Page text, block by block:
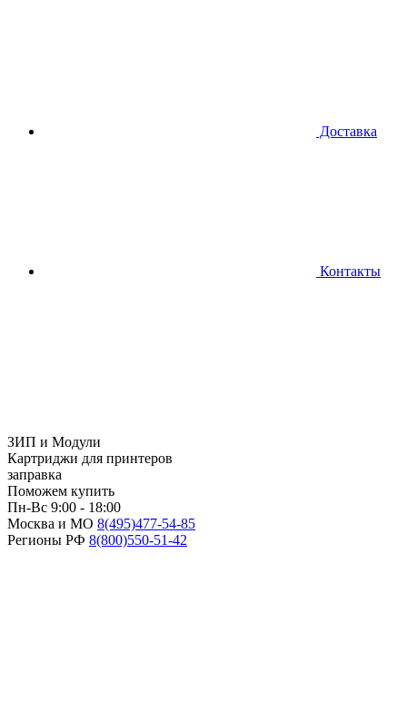
Доставка
Контакты
ЗИП и Модули
Картриджи для принтеров
заправка
Поможем купить
Пн-Вс 9:00 - 18:00
Москва и МО 8(495)477-54-85
Регионы РФ 8(800)550-51-42